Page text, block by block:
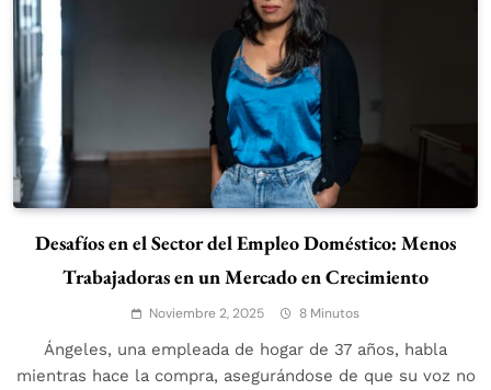
Desafíos en el Sector del Empleo Doméstico: Menos
Trabajadoras en un Mercado en Crecimiento
Noviembre 2, 2025 8 Minutos
Ángeles, una empleada de hogar de 37 años, habla
mientras hace la compra, asegurándose de que su voz no